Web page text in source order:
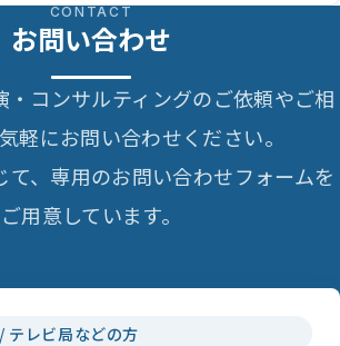
CONTACT
お問い合わせ
・コンサルティングのご依頼やご相
軽にお問い合わせください。
て、専用のお問い合わせフォームを
ご用意しています。
テレビ局などの方